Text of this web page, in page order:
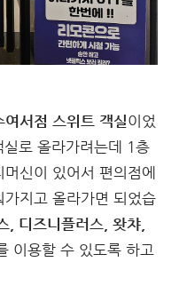
여서점 스위트 객실이었
로 올라가려는데 1층
신이 있어서 편의점에
지고 올라가면 되었습
, 디즈니플러스, 왓챠,
이용할 수 있도록 하고